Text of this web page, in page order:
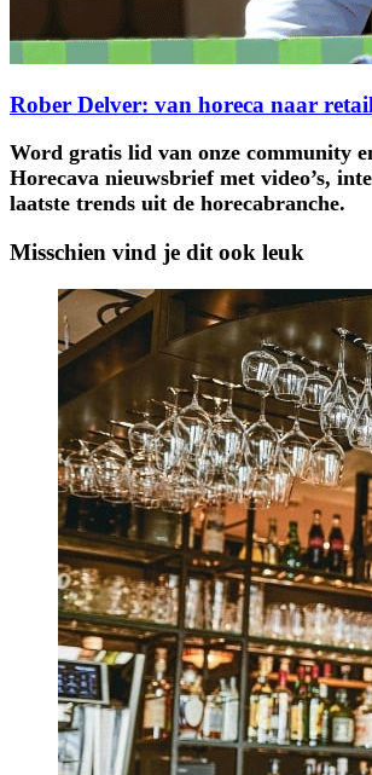
Rober Delver: van horeca naar
Word gratis lid van onze community
Horecava nieuwsbrief met video’s,
laatste trends uit de horecabranche.
Misschien vind je dit ook leuk